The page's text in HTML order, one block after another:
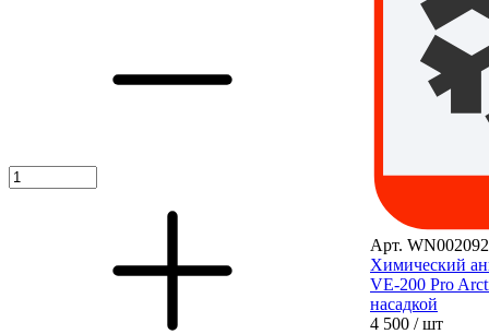
Арт.
Химический
VE-200 Pro
насадкой
4 500 / шт